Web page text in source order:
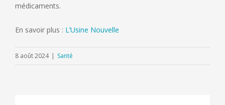
médicaments.
En savoir plus : L’Usine Nouvelle
8 août 2024 | Santé